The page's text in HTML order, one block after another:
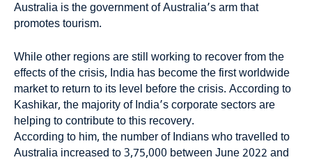
Australia is the government of Australia’s arm that
promotes tourism.
While other regions are still working to recover from the
effects of the crisis, India has become the first worldwide
market to return to its level before the crisis. According to
Kashikar, the majority of India’s corporate sectors are
helping to contribute to this recovery.
According to him, the number of Indians who travelled to
Australia increased to 3,75,000 between June 2022 and